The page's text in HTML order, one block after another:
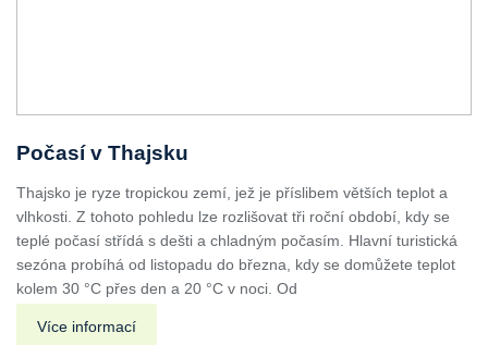
Počasí v Thajsku
Thajsko je ryze tropickou zemí, jež je příslibem větších teplot a
vlhkosti. Z tohoto pohledu lze rozlišovat tři roční období, kdy se
teplé počasí střídá s dešti a chladným počasím. Hlavní turistická
sezóna probíhá od listopadu do března, kdy se domůžete teplot
kolem 30 °C přes den a 20 °C v noci. Od
Více informací